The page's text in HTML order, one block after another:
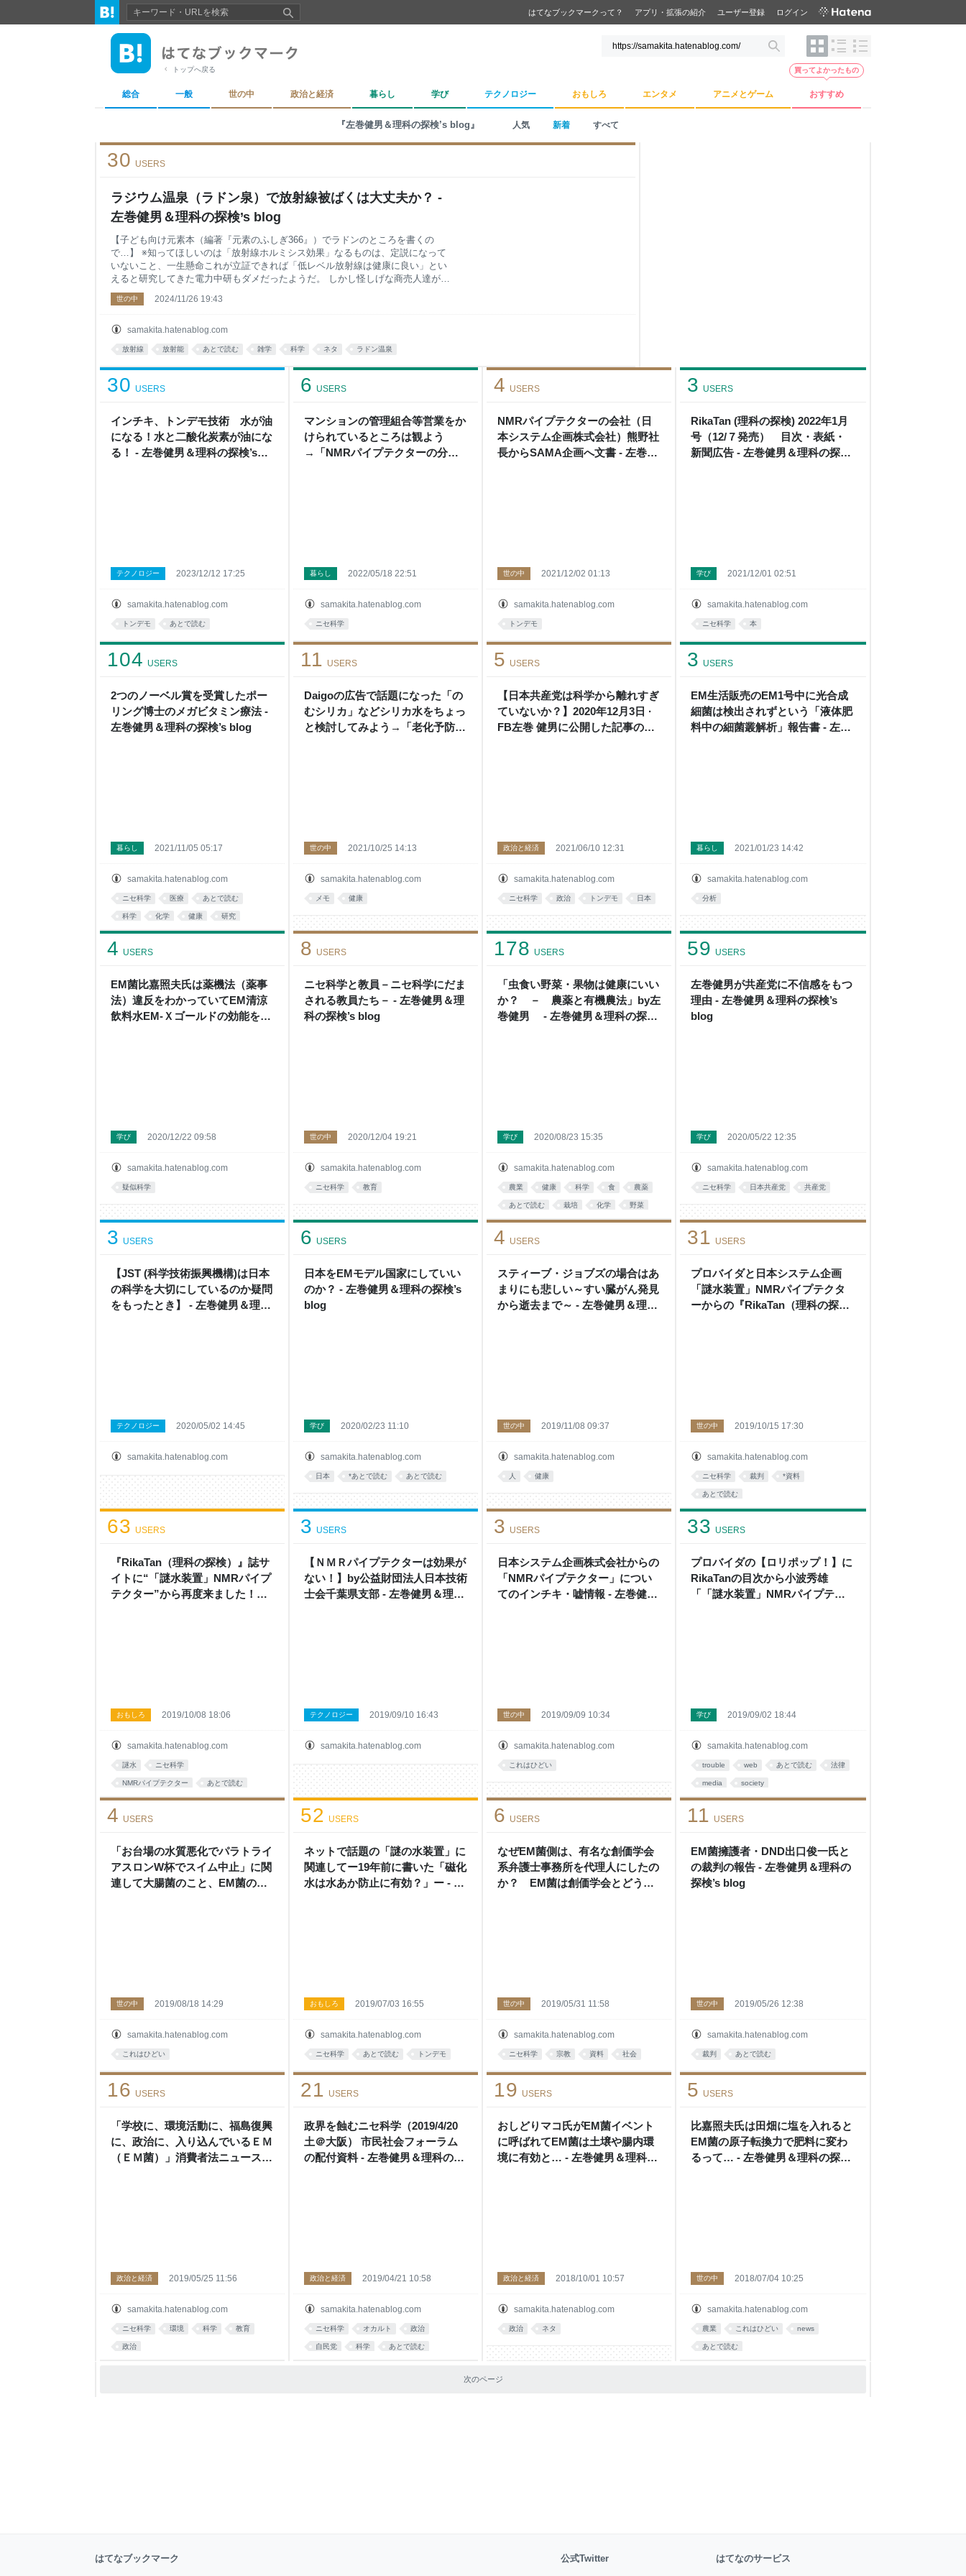
はてなブックマークって？ アプリ・拡張の紹介 ユーザー登録 ログイン
トップへ戻る
総合 一般 世の中 政治と経済 暮らし 学び テクノロジー おもしろ エンタメ アニメとゲーム おすすめ
買ってよかったもの
『左巻健男＆理科の探検’s blog』 人気 新着 すべて
ラジウム温泉（ラドン泉）で放射線被ばくは大丈夫か？ -
左巻健男＆理科の探検’s blog
30 USERS
samakita.hatenablog.com
【子ども向け元素本（編著『元素のふしぎ366』）でラドンのところを書くの
で…】 ※知ってほしいのは「放射線ホルミシス効果」なるものは、定説になって
いないこと、一生懸命これが立証できれば「低レベル放射線は健康に良い」とい
えると研究してきた電力中研もダメだったようだ。 しかし怪しげな商売人達がこ
の効果にすがるので要注意だ。 ある自称温泉博士の本でもこの効果で放射能泉を
説明していた。素人を騙すなよ！ ＊ラジウム温泉（ラドン泉）で放射線被ばくは
所以上もの「放射能泉」とよばれる温泉があります。とくに有名なのは、三朝温
泉（鳥取県三朝町）、有馬温泉（兵庫県神戸市）、増富温泉(山梨県北杜市)など
です。 放射能泉の定義は「温泉水1キログラムの中にラドンが111ベクレル以上
ふくむものとされています。文字通り放射性同位元素がふくまれてい
世の中 2024/11/26 19:43
放射線 放射能 あとで読む 雑学 科学 ネタ ラドン温泉
インチキ、トンデモ技術 水が油
になる！水と二酸化炭素が油にな
る！ - 左巻健男＆理科の探検’s
30 USERS
samakita.hatenablog.com
テクノロジー 2023/12/12 17:25
トンデモ あとで読む
マンションの管理組合等営業をか
けられているところは観よう
→「NMRパイプテクターの分解
6 USERS
samakita.hatenablog.com
暮らし 2022/05/18 22:51
ニセ科学
NMRパイプテクターの会社（日
本システム企画株式会社）熊野社
長からSAMA企画へ文書 - 左巻健
4 USERS
samakita.hatenablog.com
世の中 2021/12/02 01:13
トンデモ
RikaTan (理科の探検) 2022年1月
号（12/７発売） 目次・表紙・
新聞広告 - 左巻健男＆理科の探
3 USERS
samakita.hatenablog.com
学び 2021/12/01 02:51
ニセ科学 本
2つのノーベル賞を受賞したポー
リング博士のメガビタミン療法 -
左巻健男＆理科の探検’s blog
104 USERS
samakita.hatenablog.com
暮らし 2021/11/05 05:17
ニセ科学 医療 あとで読む
科学 化学 健康 研究
Daigoの広告で話題になった「の
むシリカ」などシリカ水をちょっ
と検討してみよう→「老化予防に
11 USERS
samakita.hatenablog.com
世の中 2021/10/25 14:13
メモ 健康
【日本共産党は科学から離れすぎ
ていないか？】2020年12月3日 ·
FB左巻 健男に公開した記事の再
5 USERS
samakita.hatenablog.com
政治と経済 2021/06/10 12:31
ニセ科学 政治 トンデモ 日本
EM生活販売のEM1号中に光合成
細菌は検出されずという「液体肥
料中の細菌叢解析」報告書 - 左巻
3 USERS
samakita.hatenablog.com
暮らし 2021/01/23 14:42
分析
EM菌比嘉照夫氏は薬機法（薬事
法）違反をわかっていてEM清涼
飲料水EM-Ｘゴールドの効能を述
4 USERS
samakita.hatenablog.com
学び 2020/12/22 09:58
疑似科学
ニセ科学と教員－ニセ科学にだま
される教員たち－ - 左巻健男＆理
科の探検’s blog
8 USERS
samakita.hatenablog.com
世の中 2020/12/04 19:21
ニセ科学 教育
「虫食い野菜・果物は健康にいい
か？ － 農薬と有機農法」by左
巻健男 - 左巻健男＆理科の探
178 USERS
samakita.hatenablog.com
学び 2020/08/23 15:35
農業 健康 科学 食 農薬
あとで読む 栽培 化学 野菜
食品
左巻健男が共産党に不信感をもつ
理由 - 左巻健男＆理科の探検’s
blog
59 USERS
samakita.hatenablog.com
学び 2020/05/22 12:35
ニセ科学 日本共産党 共産党
【JST (科学技術振興機構)は日本
の科学を大切にしているのか疑問
をもったとき】 - 左巻健男＆理科
3 USERS
samakita.hatenablog.com
テクノロジー 2020/05/02 14:45
日本をEMモデル国家にしていい
のか？ - 左巻健男＆理科の探検’s
blog
6 USERS
samakita.hatenablog.com
学び 2020/02/23 11:10
日本 *あとで読む あとで読む
スティーブ・ジョブズの場合はあ
まりにも悲しい～すい臓がん発見
から逝去まで～ - 左巻健男＆理科
4 USERS
samakita.hatenablog.com
世の中 2019/11/08 09:37
人 健康
プロバイダと日本システム企画
「謎水装置」NMRパイプテクタ
ーからの『RikaTan（理科の探
31 USERS
samakita.hatenablog.com
世の中 2019/10/15 17:30
ニセ科学 裁判 *資料
あとで読む
『RikaTan（理科の探検）』誌サ
イトに“「謎水装置」NMRパイプ
テクター”から再度来ました！
63 USERS
samakita.hatenablog.com
おもしろ 2019/10/08 18:06
謎水 ニセ科学
NMRパイプテクター あとで読む
トンデモ 話題 ネット 技術
これはひどい
【ＮＭＲパイプテクターは効果が
ない！】by公益財団法人日本技術
士会千葉県支部 - 左巻健男＆理科
3 USERS
samakita.hatenablog.com
テクノロジー 2019/09/10 16:43
日本システム企画株式会社からの
「NMRパイプテクター」につい
てのインチキ・嘘情報 - 左巻健男
3 USERS
samakita.hatenablog.com
世の中 2019/09/09 10:34
これはひどい
プロバイダの【ロリポップ！】に
RikaTanの目次から小波秀雄
「「謎水装置」NMRパイプテク
33 USERS
samakita.hatenablog.com
学び 2019/09/02 18:44
trouble web あとで読む 法律
media society
「お台場の水質悪化でパラトライ
アスロンW杯でスイム中止」に関
連して大腸菌のこと、EM菌のこ
4 USERS
samakita.hatenablog.com
世の中 2019/08/18 14:29
これはひどい
ネットで話題の「謎の水装置」に
関連してー19年前に書いた「磁化
水は水あか防止に有効？」ー - 左
52 USERS
samakita.hatenablog.com
おもしろ 2019/07/03 16:55
ニセ科学 あとで読む トンデモ
なぜEM菌側は、有名な創価学会
系弁護士事務所を代理人にしたの
か？ EM菌は創価学会とどう関
6 USERS
samakita.hatenablog.com
世の中 2019/05/31 11:58
ニセ科学 宗教 資料 社会
EM菌擁護者・DND出口俊一氏と
の裁判の報告 - 左巻健男＆理科の
探検’s blog
11 USERS
samakita.hatenablog.com
世の中 2019/05/26 12:38
裁判 あとで読む
「学校に、環境活動に、福島復興
に、政治に、入り込んでいるＥＭ
（ＥＭ菌）」消費者法ニュース
16 USERS
samakita.hatenablog.com
政治と経済 2019/05/25 11:56
ニセ科学 環境 科学 教育
政治
政界を蝕むニセ科学（2019/4/20
土＠大阪） 市民社会フォーラム
の配付資料 - 左巻健男＆理科の探
21 USERS
samakita.hatenablog.com
政治と経済 2019/04/21 10:58
ニセ科学 オカルト 政治
自民党 科学 あとで読む
おしどりマコ氏がEM菌イベント
に呼ばれてEM菌は土壌や腸内環
境に有効と… - 左巻健男＆理科の
19 USERS
samakita.hatenablog.com
政治と経済 2018/10/01 10:57
政治 ネタ
比嘉照夫氏は田畑に塩を入れると
EM菌の原子転換力で肥料に変わ
るって… - 左巻健男＆理科の探
5 USERS
samakita.hatenablog.com
世の中 2018/07/04 10:25
農業 これはひどい news
あとで読む
次のページ
はてなブックマーク 公式Twitter はてなのサービス